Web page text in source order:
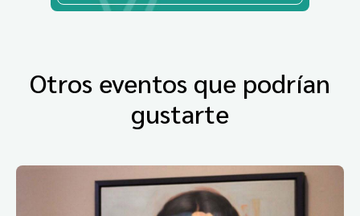
Otros eventos que podrían
gustarte